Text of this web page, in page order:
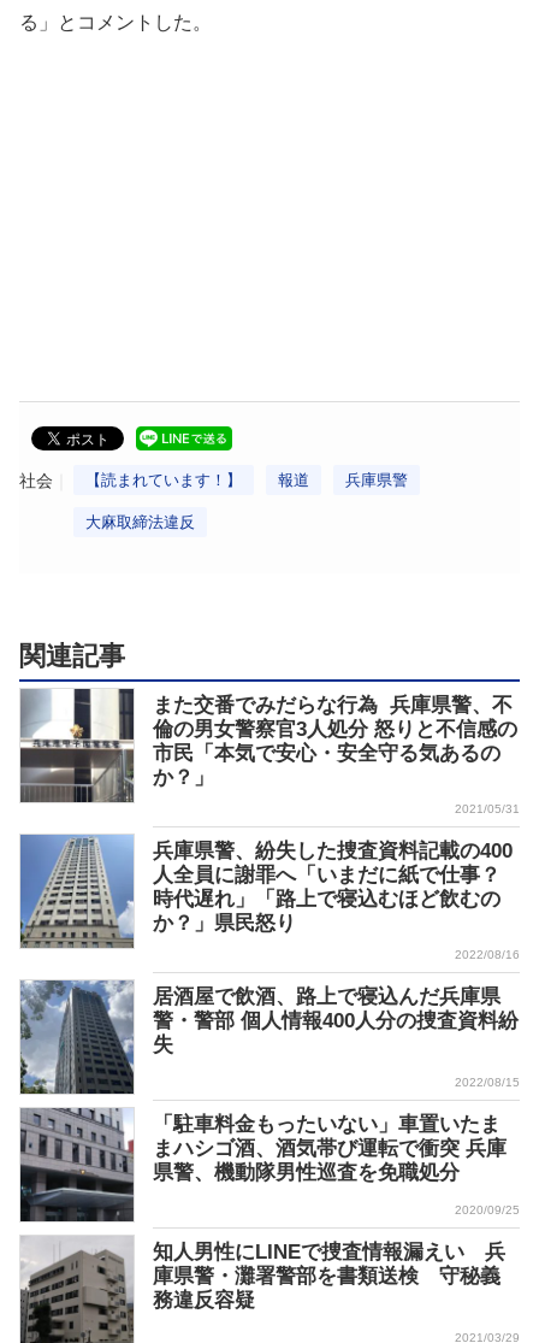
る」とコメントした。
社会 【読まれています！】 報道 兵庫県警
大麻取締法違反
関連記事
また交番でみだらな行為 兵庫県警、不
倫の男女警察官3人処分 怒りと不信感の
市民「本気で安心・安全守る気あるの
か？」
2021/05/31
兵庫県警、紛失した捜査資料記載の400
人全員に謝罪へ「いまだに紙で仕事？
時代遅れ」「路上で寝込むほど飲むの
か？」県民怒り
2022/08/16
居酒屋で飲酒、路上で寝込んだ兵庫県
警・警部 個人情報400人分の捜査資料紛
失
2022/08/15
「駐車料金もったいない」車置いたま
まハシゴ酒、酒気帯び運転で衝突 兵庫
県警、機動隊男性巡査を免職処分
2020/09/25
知人男性にLINEで捜査情報漏えい 兵
庫県警・灘署警部を書類送検 守秘義
務違反容疑
2021/03/29